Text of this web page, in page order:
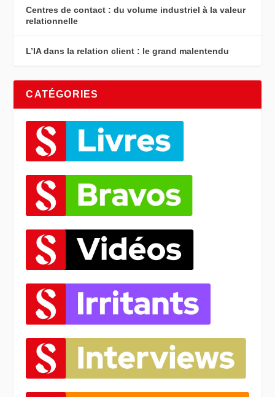
Centres de contact : du volume industriel à la valeur
relationnelle
L’IA dans la relation client : le grand malentendu
CATÉGORIES